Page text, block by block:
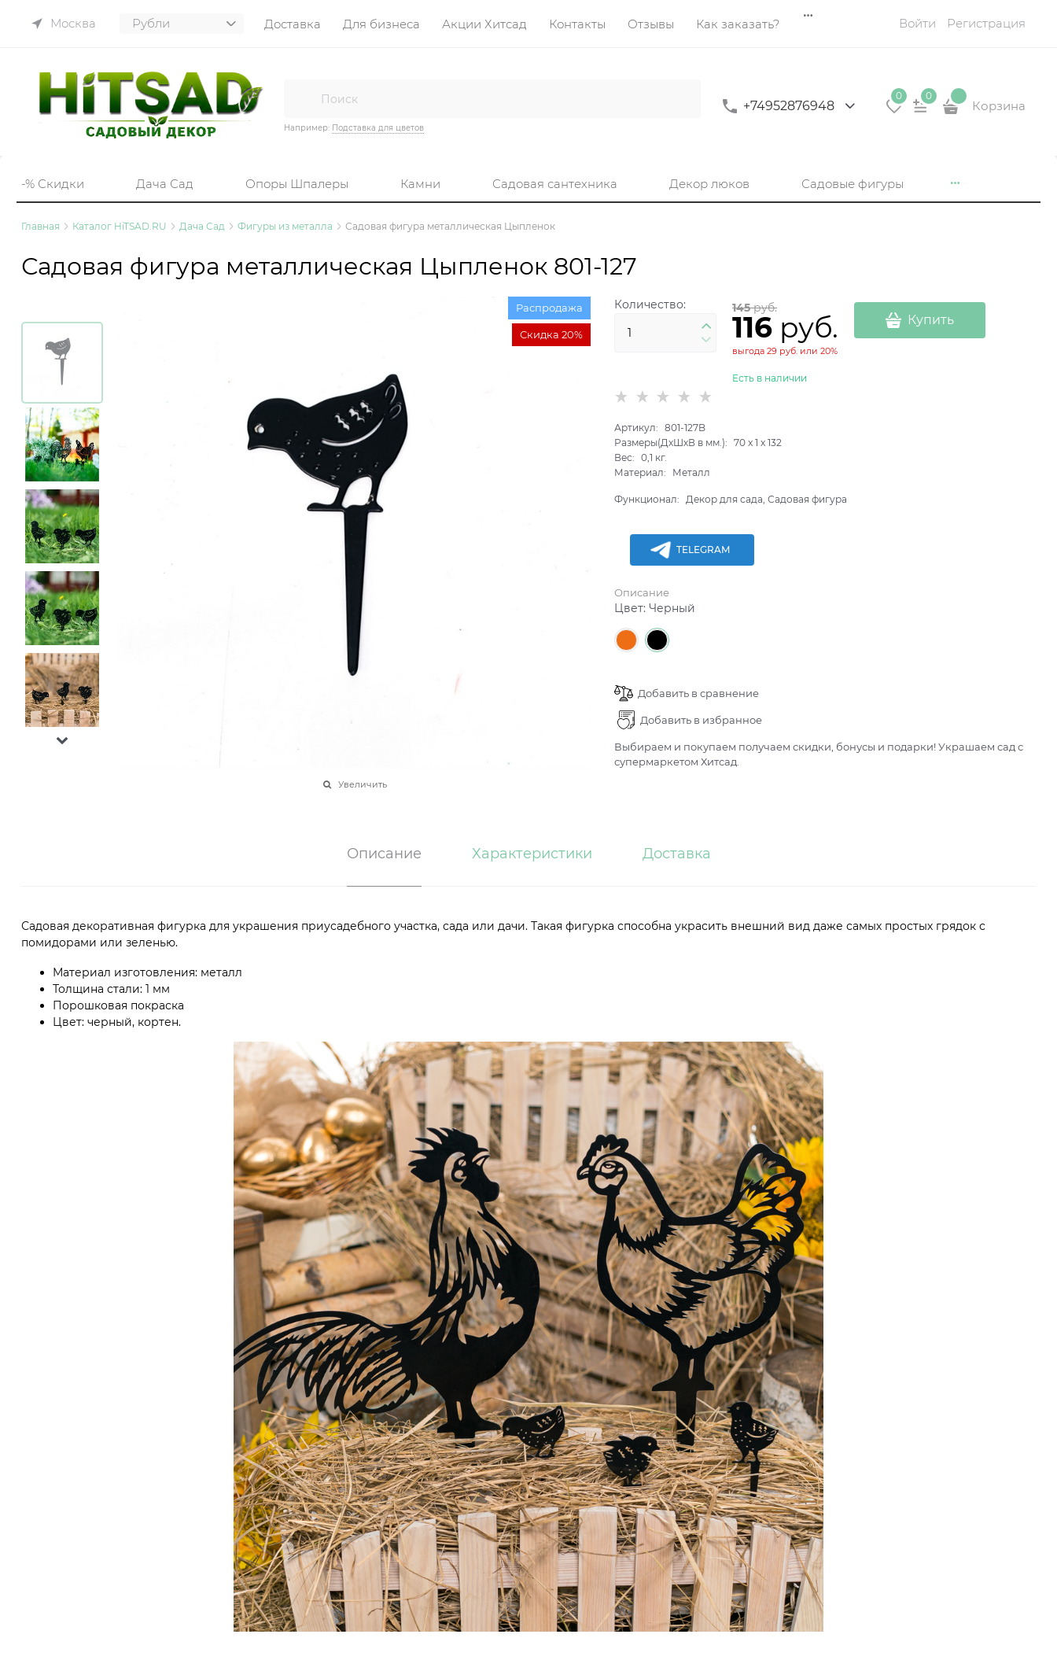
Москва Доставка Для бизнеса Акции Хитсад Контакты Отзывы Как заказать? Войти Регистрация
Например: Подставка для цветов
+74952876948
0 0
Корзина
-% Скидки Дача Сад Опоры Шпалеры Камни Садовая сантехника Декор люков Садовые фигуры
Главная Каталог HiTSAD.RU Дача Сад Фигуры из металла Садовая фигура металлическая Цыпленок
Садовая фигура металлическая Цыпленок 801-127
Распродажа
Скидка 20%
Увеличить
Количество: 145 руб.
116 руб.
выгода29 руб. или20%
Есть в наличии
Купить
Артикул:
801-127B
Размеры(ДхШхВ в мм.):
70 x1 x132
Вес:
0,1 кг.
Материал:
Металл
Функционал: Декор для сада, Садовая фигура
TELEGRAM
Описание
Цвет:Черный
Добавить в сравнение
Добавить в избранное
Выбираем и покупаем получаем скидки, бонусы и подарки! Украшаем сад с
супермаркетом Хитсад.
Описание Характеристики Доставка
Садовая декоративная фигурка для украшения приусадебного участка, сада или дачи. Такая фигурка способна украсить внешний вид даже самых простых грядок с
помидорами или зеленью.
Материал изготовления: металл
Толщина стали: 1 мм
Порошковая покраска
Цвет: черный, кортен.